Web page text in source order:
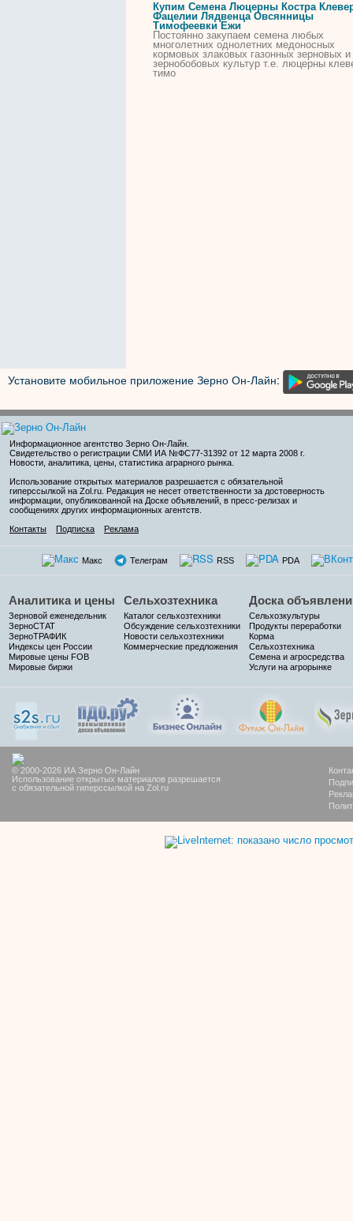
Купим Семена Люцерны Костра
Фацелии Лядвенца Овсянницы
Тимофеевки Ежи
Постоянно закупаем семена любых
многолетних однолетних медоносных
кормовых злаковых газонных зерновых и
зернобобовых культур т.е. люцерны
тимо
Установите мобильное приложение Зерно Он-Лайн:
Информационное агентство Зерно Он-Лайн
Свидетельство о регистрации СМИ ИА №ФС77-31392 от 12 марта 2008 г.
Новости, аналитика, цены, статистика аграрного рынка.
Использование открытых материалов разрешается с обязательной
гиперссылкой на Zol.ru. Редакция не несет ответственности за достоверность
информации, опубликованной на Доске объявлений, в пресс-релизах и
сообщениях других информационных агентств.
Контакты
Подписка Реклама
Макс Телеграм RSS PDA
Аналитика и цены
Зерновой еженедельник
ЗерноСТАТ
ЗерноТРАФИК
Индексы цен России
Мировые цены FOB
Мировые биржи
Сельхозтехника
Каталог сельхозтехники
Обсуждение сельхозтехники
Новости сельхозтехники
Коммерческие предложения
Доска
Сельхозкультуры
Продукты переработки
Корма
Сельхозтехника
Семена и агросредства
Услуги на агрорынке
© 2000-2026 ИА Зерно Он-Лайн
Использование открытых материалов разрешается
с обязательной гиперссылкой на Zol.ru